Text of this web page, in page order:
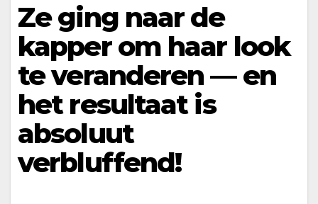
Ze ging naar de
kapper om haar look
te veranderen — en
het resultaat is
absoluut
verbluffend!